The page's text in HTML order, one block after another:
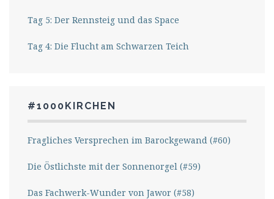
Tag 5: Der Rennsteig und das Space
Tag 4: Die Flucht am Schwarzen Teich
#1000KIRCHEN
Fragliches Versprechen im Barockgewand (#60)
Die Östlichste mit der Sonnenorgel (#59)
Das Fachwerk-Wunder von Jawor (#58)